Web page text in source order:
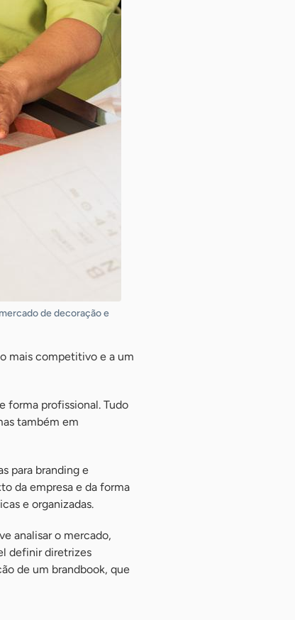
de decoração e
mais competitivo e a um
forma profissional. Tudo
também em
para branding e
da empresa e da forma
e organizadas.
analisar o mercado,
definir diretrizes
de um brandbook, que